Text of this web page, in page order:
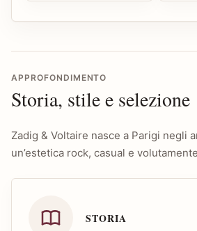
APPROFONDIMENTO
Storia, stile e selezione
Zadig & Voltaire nasce a Parigi negli
un’estetica rock, casual e
STORIA